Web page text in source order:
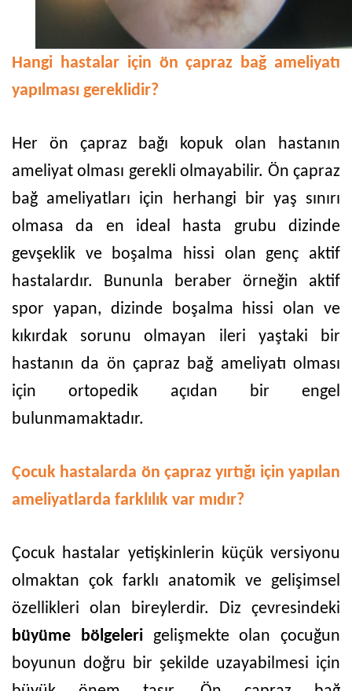
Hangi hastalar için ön çapraz bağ ameliyatı
yapılması gereklidir?
Her ön çapraz bağı kopuk olan hastanın
ameliyat olması gerekli olmayabilir. Ön çapraz
bağ ameliyatları için herhangi bir yaş sınırı
olmasa da en ideal hasta grubu dizinde
gevşeklik ve boşalma hissi olan genç aktif
hastalardır. Bununla beraber örneğin aktif
spor yapan, dizinde boşalma hissi olan ve
kıkırdak sorunu olmayan ileri yaştaki bir
hastanın da ön çapraz bağ ameliyatı olması
için ortopedik açıdan bir engel
bulunmamaktadır.
Çocuk hastalarda ön çapraz yırtığı için yapılan
ameliyatlarda farklılık var mıdır?
Çocuk hastalar yetişkinlerin küçük versiyonu
olmaktan çok farklı anatomik ve gelişimsel
özellikleri olan bireylerdir. Diz çevresindeki
büyüme bölgeleri gelişmekte olan çocuğun
boyunun doğru bir şekilde uzayabilmesi için